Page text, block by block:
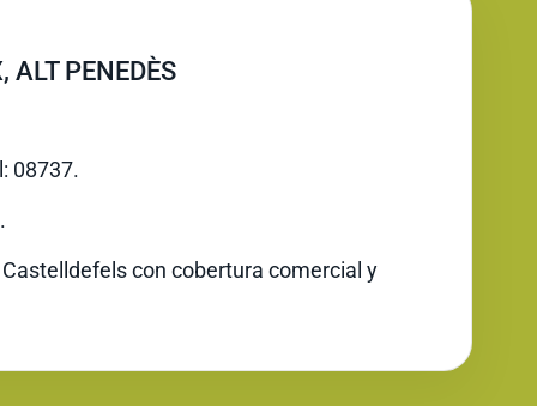
ALT PENEDÈS
08737.
con cobertura comercial y